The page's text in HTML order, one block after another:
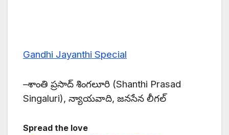
Gandhi Jayanthi Special
–శాంతి ప్రసాద్ శింగలూరి (Shanthi Prasad
Singaluri), న్యాయవాది, జనసేన లీగల్
Spread the love